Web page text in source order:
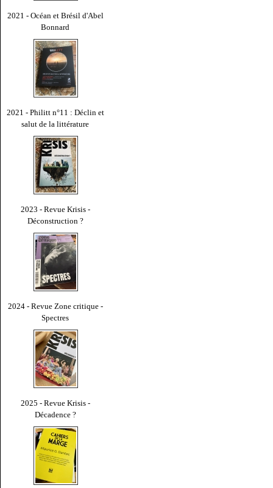
2021 - Océan et Brésil d'Abel
Bonnard
2021 - Philitt n°11 : Déclin et
salut de la littérature
2023 - Revue Krisis -
Déconstruction ?
2024 - Revue Zone critique -
Spectres
2025 - Revue Krisis -
Décadence ?